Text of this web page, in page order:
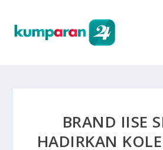
BRAND IISE
HADIRKAN